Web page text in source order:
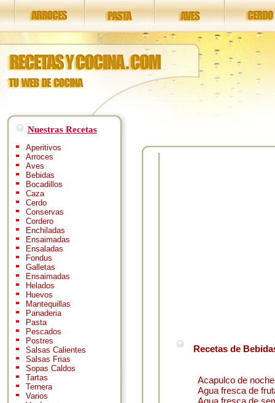
Nuestras Recetas
Aperitivos
Arroces
Aves
Bebidas
Bocadillos
Caza
Cerdo
Conservas
Cordero
Enchiladas
Ensaimadas
Ensaladas
Fondus
Galletas
Ensaimadas
Helados
Huevos
Mantequillas
Panaderia
Pasta
Pescados
Postres
Salsas Calientes
Salsas Frias
Sopas Caldos
Tartas
Ternera
Varios
Recetas de
Acapulco de noche
Agua fresca de